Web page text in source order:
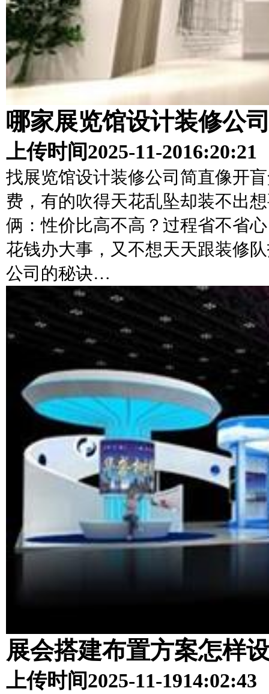
哪家展览馆设计装修公
上传时间2025-11-2016:20:21
找展览馆设计装修公司简直像开
费，有的吹得天花乱坠却装不出
俩：性价比高不高？过程省不省
花钱办大事，又不想天天跟装修
公司的秘诀…
展会搭建布置方案怎样
上传时间2025-11-1914:02:43